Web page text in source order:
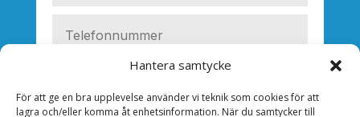
Hantera samtycke
För att ge en bra upplevelse använder vi teknik som cookies för att
lagra och/eller komma åt enhetsinformation. När du samtycker till